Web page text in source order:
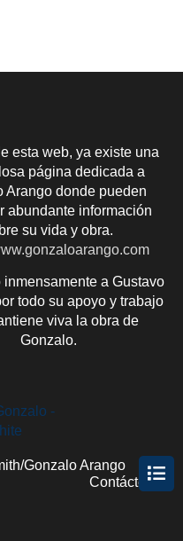
esta web, ya existe una
página dedicada a
Arango donde pueden
abundante información
su vida y obra.
a Gustavo
todo su apoyo y trabajo
viva la obra de
Gonzalo.
Gonzalo Arango
Contácteme